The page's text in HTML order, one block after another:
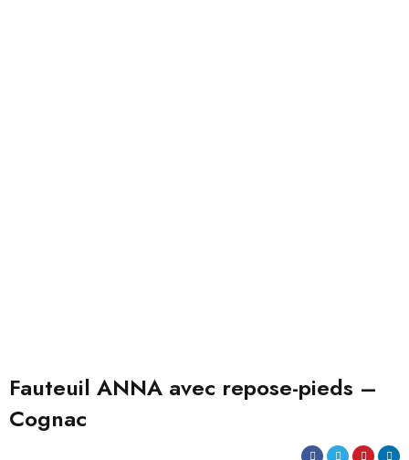
Fauteuil ANNA avec repose-pieds –
Cognac